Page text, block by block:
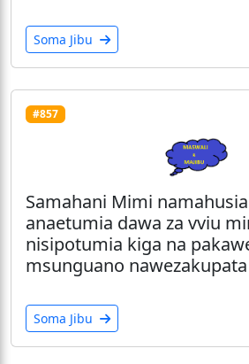
Soma Jibu
#857
Samahani Mimi
anaetumia dawa za vviu
nisipotumia kiga na
msunguano
Soma Jibu